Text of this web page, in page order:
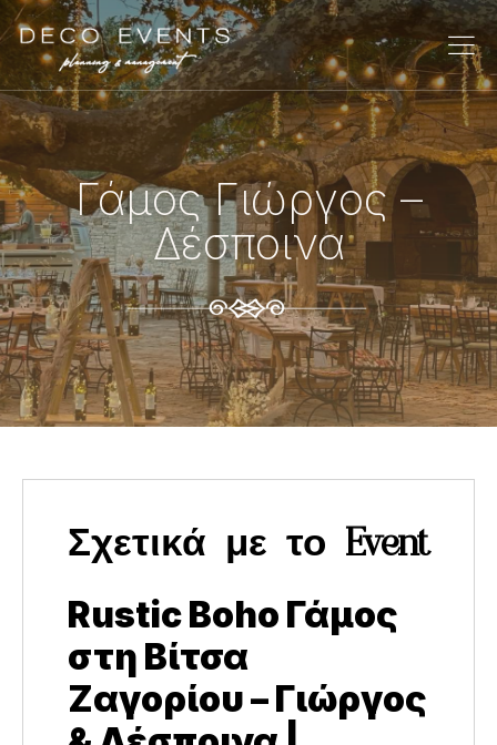
Γάμος Γιώργος –
Δέσποινα
Σχετικά με το Event
Rustic Boho Γάμος
στη Βίτσα
Ζαγορίου – Γιώργος